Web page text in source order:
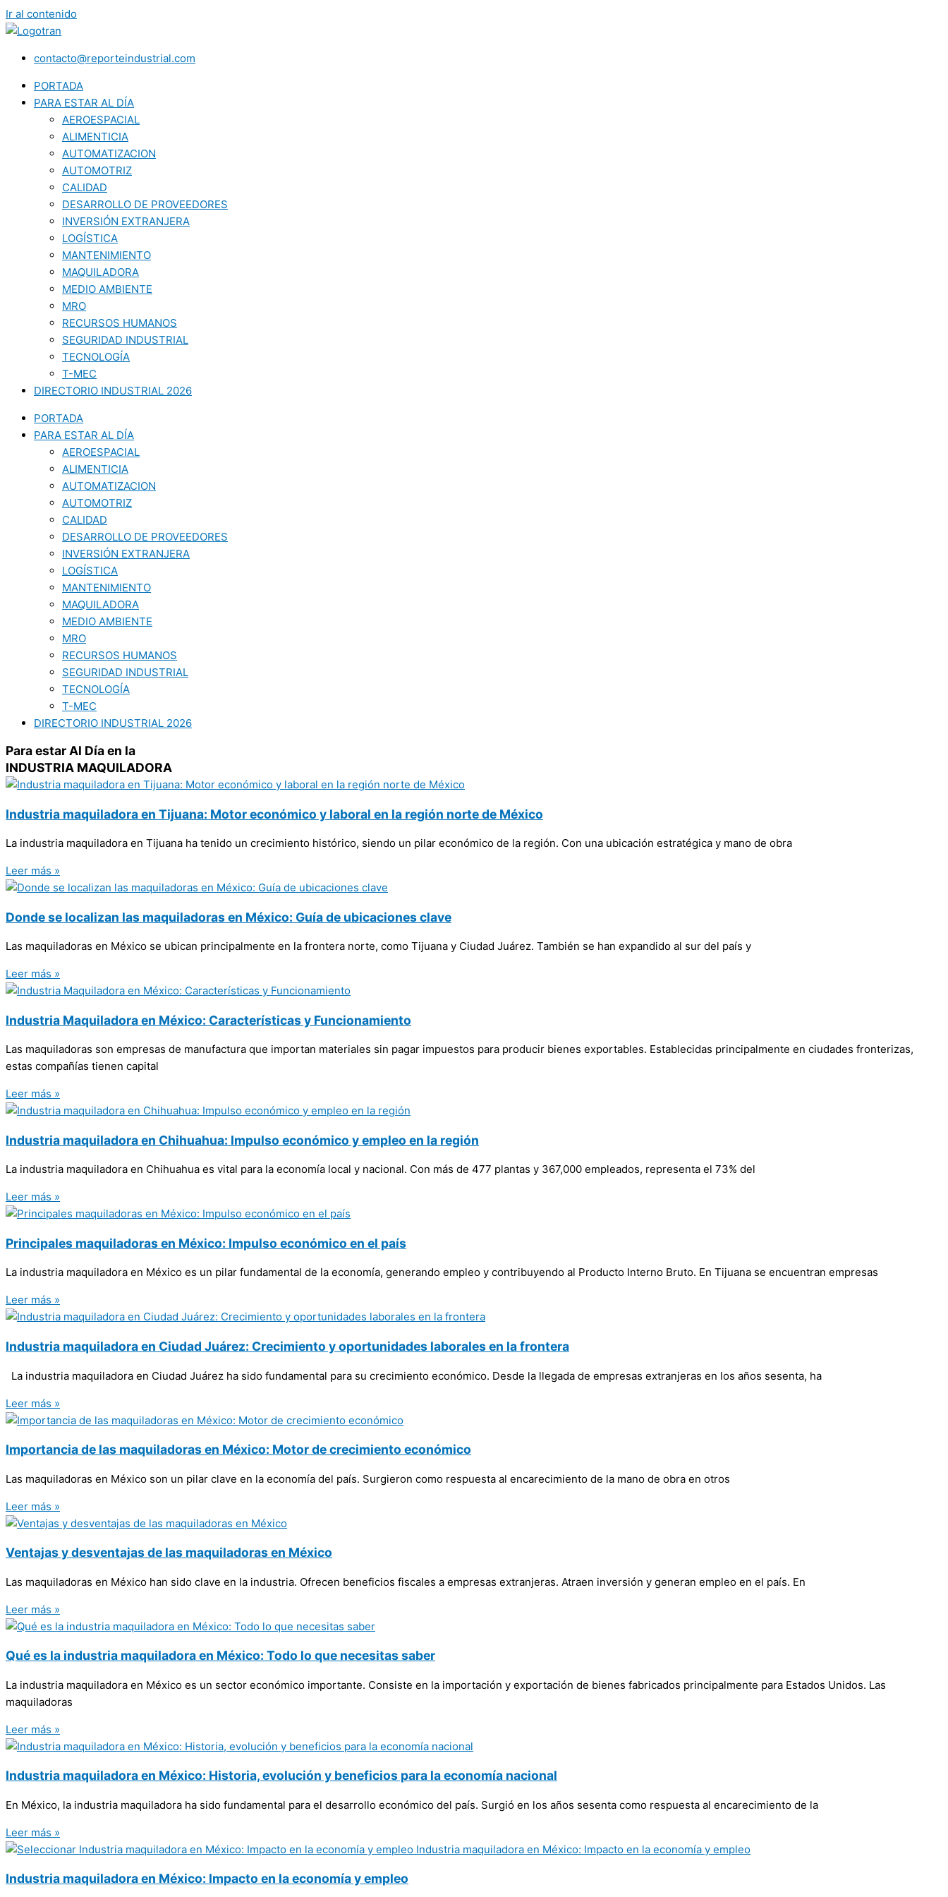
Ir al contenido
contacto@reporteindustrial.com
PORTADA
PARA ESTAR AL DÍA
AEROESPACIAL
ALIMENTICIA
AUTOMATIZACION
AUTOMOTRIZ
CALIDAD
DESARROLLO DE PROVEEDORES
INVERSIÓN EXTRANJERA
LOGÍSTICA
MANTENIMIENTO
MAQUILADORA
MEDIO AMBIENTE
MRO
RECURSOS HUMANOS
SEGURIDAD INDUSTRIAL
TECNOLOGÍA
T-MEC
DIRECTORIO INDUSTRIAL 2026
PORTADA
PARA ESTAR AL DÍA
AEROESPACIAL
ALIMENTICIA
AUTOMATIZACION
AUTOMOTRIZ
CALIDAD
DESARROLLO DE PROVEEDORES
INVERSIÓN EXTRANJERA
LOGÍSTICA
MANTENIMIENTO
MAQUILADORA
MEDIO AMBIENTE
MRO
RECURSOS HUMANOS
SEGURIDAD INDUSTRIAL
TECNOLOGÍA
T-MEC
DIRECTORIO INDUSTRIAL 2026
Para estar Al Día en la
INDUSTRIA MAQUILADORA
Industria maquiladora en Tijuana: Motor económico y laboral en la región norte de México
La industria maquiladora en Tijuana ha tenido un crecimiento histórico, siendo un pilar económico de la región. Con una ubicación estratégica y mano de obra
Leer más »
Donde se localizan las maquiladoras en México: Guía de ubicaciones clave
Las maquiladoras en México se ubican principalmente en la frontera norte, como Tijuana y Ciudad Juárez. También se han expandido al sur del país y
Leer más »
Industria Maquiladora en México: Características y Funcionamiento
Las maquiladoras son empresas de manufactura que importan materiales sin pagar impuestos para producir bienes exportables. Establecidas principalmente en ciudades fronterizas,
estas compañías tienen capital
Leer más »
Industria maquiladora en Chihuahua: Impulso económico y empleo en la región
La industria maquiladora en Chihuahua es vital para la economía local y nacional. Con más de 477 plantas y 367,000 empleados, representa el 73% del
Leer más »
Principales maquiladoras en México: Impulso económico en el país
La industria maquiladora en México es un pilar fundamental de la economía, generando empleo y contribuyendo al Producto Interno Bruto. En Tijuana se encuentran empresas
Leer más »
Industria maquiladora en Ciudad Juárez: Crecimiento y oportunidades laborales en la frontera
La industria maquiladora en Ciudad Juárez ha sido fundamental para su crecimiento económico. Desde la llegada de empresas extranjeras en los años sesenta, ha
Leer más »
Importancia de las maquiladoras en México: Motor de crecimiento económico
Las maquiladoras en México son un pilar clave en la economía del país. Surgieron como respuesta al encarecimiento de la mano de obra en otros
Leer más »
Ventajas y desventajas de las maquiladoras en México
Las maquiladoras en México han sido clave en la industria. Ofrecen beneficios fiscales a empresas extranjeras. Atraen inversión y generan empleo en el país. En
Leer más »
Qué es la industria maquiladora en México: Todo lo que necesitas saber
La industria maquiladora en México es un sector económico importante. Consiste en la importación y exportación de bienes fabricados principalmente para Estados Unidos. Las
maquiladoras
Leer más »
Industria maquiladora en México: Historia, evolución y beneficios para la economía nacional
En México, la industria maquiladora ha sido fundamental para el desarrollo económico del país. Surgió en los años sesenta como respuesta al encarecimiento de la
Leer más »
Industria maquiladora en México: Impacto en la economía y empleo